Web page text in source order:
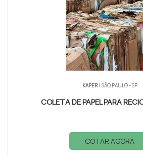
KAPER/ SÃO PAULO - SP
COLETA DE PAPEL PARA
COTAR AGORA